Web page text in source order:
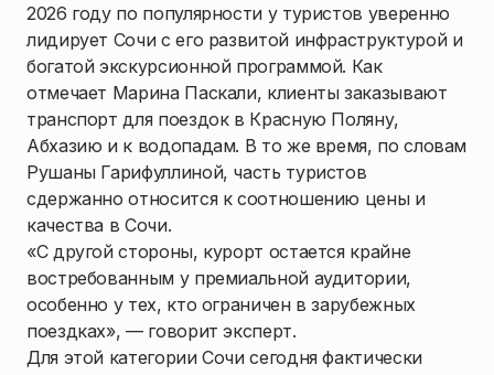
2026 году по популярности у туристов уверенно
лидирует Сочи с его развитой инфраструктурой и
богатой экскурсионной программой. Как
отмечает Марина Паскали, клиенты заказывают
транспорт для поездок в Красную Поляну,
Абхазию и к водопадам. В то же время, по словам
Рушаны Гарифуллиной, часть туристов
сдержанно относится к соотношению цены и
качества в Сочи.
«С другой стороны, курорт остается крайне
востребованным у премиальной аудитории,
особенно у тех, кто ограничен в зарубежных
поездках», — говорит эксперт.
Для этой категории Сочи сегодня фактически